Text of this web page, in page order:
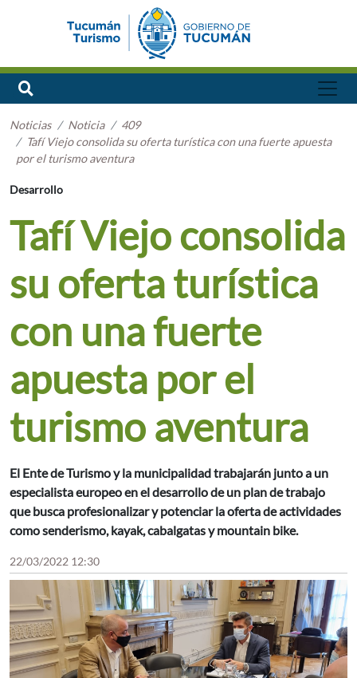
Noticias Noticia
409
Tafí Viejo consolida su oferta turística con una fuerte apuesta
por el turismo aventura
Desarrollo
Tafí Viejo consolida
su oferta turística
con una fuerte
apuesta por el
turismo aventura
El Ente de Turismo y la municipalidad trabajarán junto a un
especialista europeo en el desarrollo de un plan de trabajo
que busca profesionalizar y potenciar la oferta de actividades
como senderismo, kayak, cabalgatas y mountain bike.
22/03/2022 12:30